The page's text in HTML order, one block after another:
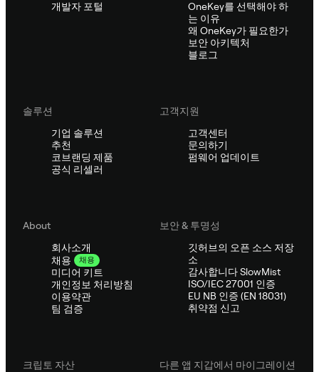
개발자 포털
OneKey를 선택해야 하
는 이유
왜 OneKey가 필요한가
보안 아키텍처
블로그
솔루션
기업 솔루션
추천
코브랜딩 제품
공식 리셀러
고객지원
고객센터
문의하기
펌웨어 업데이트
About
회사소개
채용
채용
미디어 키트
개인정보 처리방침
이용약관
팀 검증
보안 & 투명성
깃허브의 오픈 소스 저장
소
감사합니다 SlowMist
ISO/IEC 27001 인증
EU NB 인증 (EN 18031)
취약점 신고
크립토 자산
다른 앱 지갑에서 마이그레이션